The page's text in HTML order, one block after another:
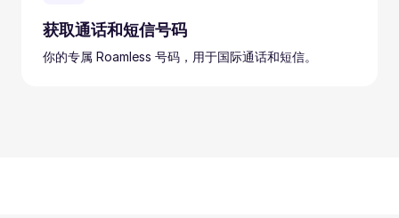
获取通话和短信号码
你的专属 Roamless 号码，用于国际通话和短信。